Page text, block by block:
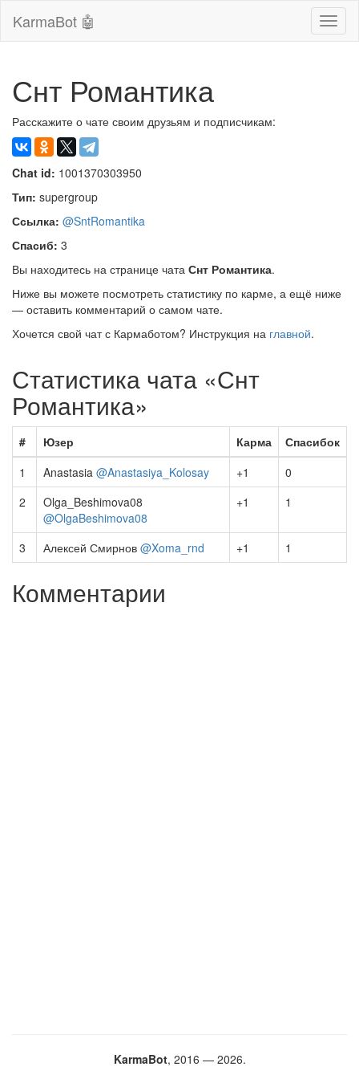
KarmaBot 🤖
Снт Романтика
Расскажите о чате своим друзьям и подписчикам:
Chat id: 1001370303950
Тип: supergroup
Ссылка: @SntRomantika
Спасиб: 3
Вы находитесь на странице чата Снт Романтика.
Ниже вы можете посмотреть статистику по карме, а ещё ниже
— оставить комментарий о самом чате.
Хочется свой чат с Кармаботом? Инструкция на главной.
Статистика чата «Снт
Романтика»
# Юзер Карма
Спасибок
1
Anastasia @Anastasiya_Kolosay +1
0
2
Olga_Beshimova08
@OlgaBeshimova08
+1 1
3 Алексей Смирнов @Xoma_rnd +1 1
Комментарии
KarmaBot, 2016 — 2026.